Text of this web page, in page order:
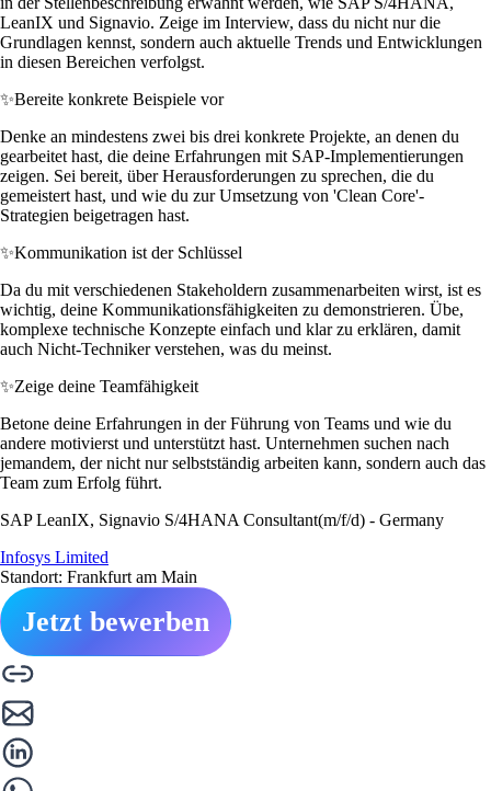
LeanIX und Signavio. Zeige im Interview, dass du nicht nur die
Grundlagen kennst, sondern auch aktuelle Trends und Entwicklungen
in diesen Bereichen verfolgst.
✨Bereite konkrete Beispiele vor
Denke an mindestens zwei bis drei konkrete Projekte, an denen du
gearbeitet hast, die deine Erfahrungen mit SAP-Implementierungen
zeigen. Sei bereit, über Herausforderungen zu sprechen, die du
gemeistert hast, und wie du zur Umsetzung von 'Clean Core'-
Strategien beigetragen hast.
✨Kommunikation ist der Schlüssel
Da du mit verschiedenen Stakeholdern zusammenarbeiten wirst, ist es
wichtig, deine Kommunikationsfähigkeiten zu demonstrieren. Übe,
komplexe technische Konzepte einfach und klar zu erklären, damit
auch Nicht-Techniker verstehen, was du meinst.
✨Zeige deine Teamfähigkeit
Betone deine Erfahrungen in der Führung von Teams und wie du
andere motivierst und unterstützt hast. Unternehmen suchen nach
jemandem, der nicht nur selbstständig arbeiten kann, sondern auch das
Team zum Erfolg führt.
SAP LeanIX, Signavio S/4HANA Consultant(m/f/d) - Germany
Infosys Limited
Standort: Frankfurt am Main
Jetzt bewerben